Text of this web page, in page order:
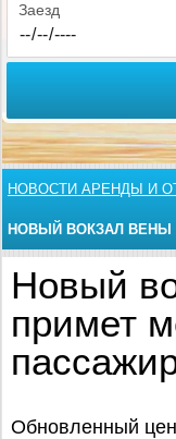
Заезд
НОВОСТИ АРЕНДЫ И
НОВЫЙ ВОКЗАЛ
ПАССАЖИРОВ В
Новый
примет
Обновленный